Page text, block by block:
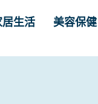
居生活 美容保健